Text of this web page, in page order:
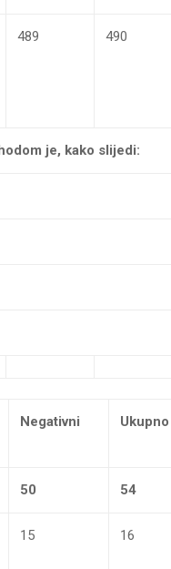
489 490
je, kako slijedi:
Negativni Ukupno
50 54
15 16